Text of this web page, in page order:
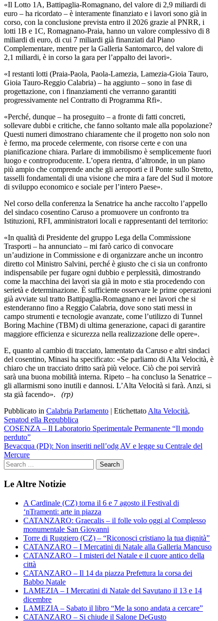
«Il Lotto 1A, Battipaglia-Romagnano, del valore di 2,9 miliardi di
euro – ha ricordato – è interamente finanziato e i lavori sono già in
corso, con la conclusione prevista entro il 2026 grazie al PNRR, i
lotti 1B e 1C, Romagnano-Praia, hanno un valore complessivo di 8
miliardi di euro, di cui 7 miliardi già finanziati dal Piano
Complementare, mentre per la Galleria Santomarco, del valore di
2,1 miliardi, è in corso la gara per l’appalto dei lavori».
«I restanti lotti (Praia-Paola, Paola-Lamezia, Lamezia-Gioia Tauro,
Gioia Tauro-Reggio Calabria) – ha aggiunto – sono in fase di
progettazione, con i finanziamenti che verranno garantiti
progressivamente nel Contratto di Programma Rfi».
«Perché, dunque – ha proseguito – a fronte di fatti concreti,
sollevare dubbi e critiche, che fanno soltanto male alla popolazione?
Questi numeri dimostrano chiaramente che il progetto non solo non
è fermo, ma procede celermente, con risorse certe e con una
pianificazione chiara. Parlare di immobilismo è semplicemente fuori
luogo e controproducente. L’opera rientra, d’altronde, in un piano
più ampio che comprende anche gli aeroporti e il Ponte sullo Stretto,
tasselli fondamentali di una visione che mira a fare del Sud il motore
di sviluppo economico e sociale per l’intero Paese».
Nel corso della conferenza la Senatrice ha anche raccolto l’appello
del sindaco cosentino Caruso a promuovere un confronto tra
Istituzioni, RFI, amministratori locali e rappresentanti del territorio:
«In qualità di Presidente del gruppo Lega della Commissione
Trasporti – ha annunciato – mi farò carico di convocare
un’audizione in Commissione e di organizzare anche un incontro
diretto col Ministro Salvini, perché è giusto che ci sia un confronto
indispensabile per fugare ogni dubbio e perplessità, dimostrando
come la macchina dei lavori sia già in moto e stia procedendo con
serietà e determinazione. È sufficiente osservare le prime operazioni
già avviate sul tratto Battipaglia-Romagnano e nei lavori che si
estenderanno fino a Reggio Calabria, dove sono stati messi in
campo strumenti e tecnologie avanzate, come l’utilizzo di Tunnel
Boring Machine (TBM) di ultima generazione, capaci di garantire
maggiore efficienza e sicurezza nella realizzazione delle opere».
E, quanto al cambio di tracciato, lamentato da Caruso e altri sindaci
del cosentino, Minasi ha specificato: «Se parliamo di Alta Velocità, è
chiaro che un tracciato dritto sarà più veloce. Ciò che poi servirà
sarà una buona mobilità interna. Ripeto – ha concluso la Senatrice –
gli allarmismi sono inutili e dannosi. L’Alta Velocità si farà. Anzi, si
sta già facendo». (rp)
Pubblicato in Calabria Parlamento | EtichettatoAlta Velocità,
Senatod ella Repubblica
Navigazione
articoli
COSENZA – Il Laboratorio Sperimentale Permanente “Il mondo
perduto”
Bevacqua (PD): Non inseriti nell’odg AV e legge su Centrale del
Mercure
Le Altre Notizie
A Cardinale (CZ) torna il 6 e 7 agosto il Festival di
‘nTramenti: arte in piazza
CATANZARO: Graecalis – il folle volo oggi al Complesso
monumentale San Giovanni
Torre di Ruggiero (CZ) – “Riconosci cristiano la tua dignità”
CATANZARO – I Mercatini di Natale alla Galleria Mancuso
CATANZARO – I misteri del Natale e il cuore antico della
città
CATANZARO – Il 14 da piazza Prefettura la corsa dei
Babbo Natale
LAMEZIA – I Mercatini di Natale del Savutano il 13 e 14
dicembre
LAMEZIA – Sabato il libro “Me la sono andata a cercare”
CATANZARO – Si chiude il Salone DeGusto